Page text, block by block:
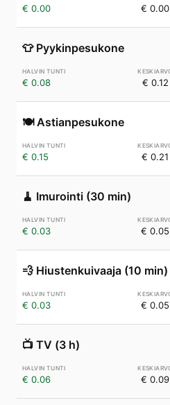
€ 0.00 € 0.00
👕 Pyykinpesukone
€ 0.08 € 0.12
🍽️ Astianpesukone
€ 0.15 € 0.21
🧹 Imurointi (30 min)
€ 0.03 € 0.05
💨 Hiustenkuivaaja (10 min)
€ 0.03 € 0.05
📺 TV (3 h)
€ 0.06 € 0.09